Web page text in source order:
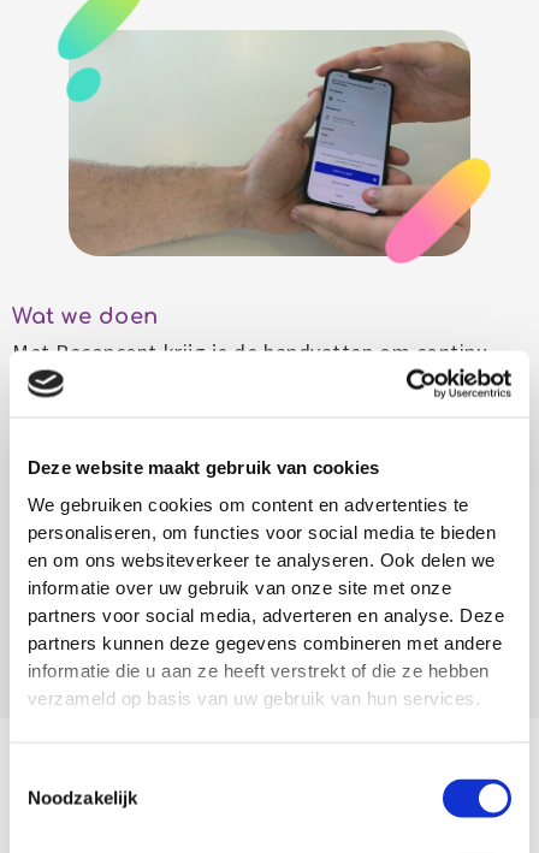
Deze website maakt gebruik van cookies
We gebruiken cookies om content en advertenties te
personaliseren, om functies voor social media te bieden
en om ons websiteverkeer te analyseren. Ook delen we
informatie over uw gebruik van onze site met onze
partners voor social media, adverteren en analyse. Deze
partners kunnen deze gegevens combineren met andere
informatie die u aan ze heeft verstrekt of die ze hebben
verzameld op basis van uw gebruik van hun services.
Noodzakelijk
Wat we doen
Met Reconcept krijg je de handvatten om continu
aan je ontwikkeling als zorgprofessional te werken.
dagelijkse werk direct met je persoonlijke groei. We
helpen je om waardevolle leermomenten te
herkennen in de ervaringen die je elke dag opdoet.
Deze momenten leggen we vast, maken we
inzichtelijk en laten we valideren. Zo word en blijf je
bekwaam, maak je nieuwe competenties zichtbaar en
groei je in lijn met de praktijk en de actuele
zorgvraag.